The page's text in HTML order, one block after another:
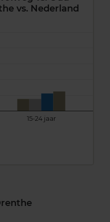
vs. Nederland
15-24 jaar